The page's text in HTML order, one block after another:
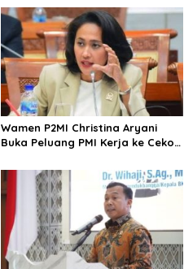
Wamen P2MI Christina Aryani
Buka Peluang PMI Kerja ke Ceko,